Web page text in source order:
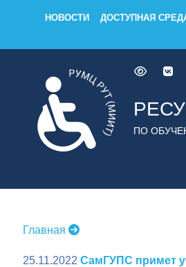
НОВОСТИ ДОСТУПНАЯ
ПО
Главная
25.11.2022 СамГУПС примет